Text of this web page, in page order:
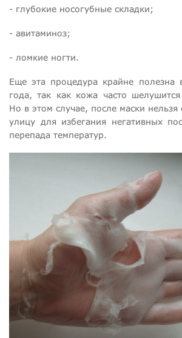
- глубокие носогубные складки;
- авитаминоз;
- ломкие ногти.
Еще эта процедура крайне полезна
года, так как кожа часто шелушится
Но в этом случае, после маски нельзя
улицу для избегания негативных
перепада температур.